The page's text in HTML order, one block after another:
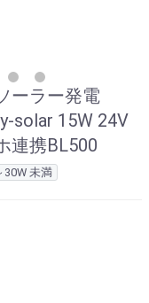
ーラー発電
solar 15W 24V
連携BL500
30W 未満